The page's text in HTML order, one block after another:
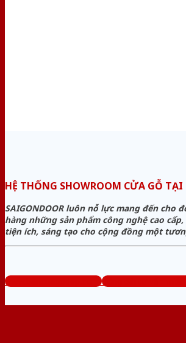
HỆ THỐNG SHOWROOM CỬA GỖ
SAIGONDOOR luôn nỗ lực mang đến cho
hàng những sản phẩm công nghệ cao
tiện ích, sáng tạo cho cộng đồng một
www.bancuagodep.com Tổng đài tư vấn